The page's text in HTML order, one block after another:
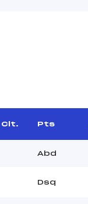
Clt. Pts
Abd
Dsq